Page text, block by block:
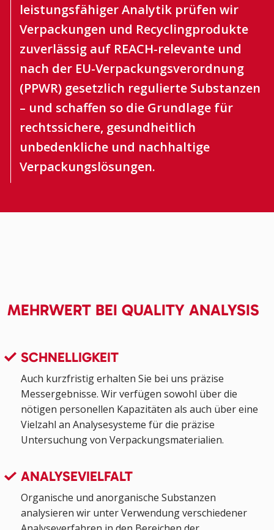
leistungsfähiger Analytik prüfen wir
Verpackungen und Recyclingprodukte
zuverlässig auf REACH-relevante und
nach der EU-Verpackungsverordnung
(PPWR) gesetzlich regulierte Substanzen
– und schaffen so die Grundlage für
rechtssichere, gesundheitlich
unbedenkliche und nachhaltige
Verpackungslösungen.
MEHRWERT BEI QUALITY ANALYSIS
SCHNELLIGKEIT
Auch kurzfristig erhalten Sie bei uns präzise
Messergebnisse. Wir verfügen sowohl über die
nötigen personellen Kapazitäten als auch über eine
Vielzahl an Analysesysteme für die präzise
Untersuchung von Verpackungsmaterialien.
ANALYSEVIELFALT
Organische und anorganische Substanzen
analysieren wir unter Verwendung verschiedener